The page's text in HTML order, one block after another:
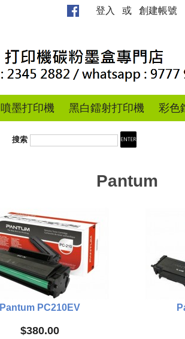
登入 或 創建帳號
噴墨打印機 黑白鐳射打印機 彩色
搜索
Pantum
Pantum PC210EV
$380.00